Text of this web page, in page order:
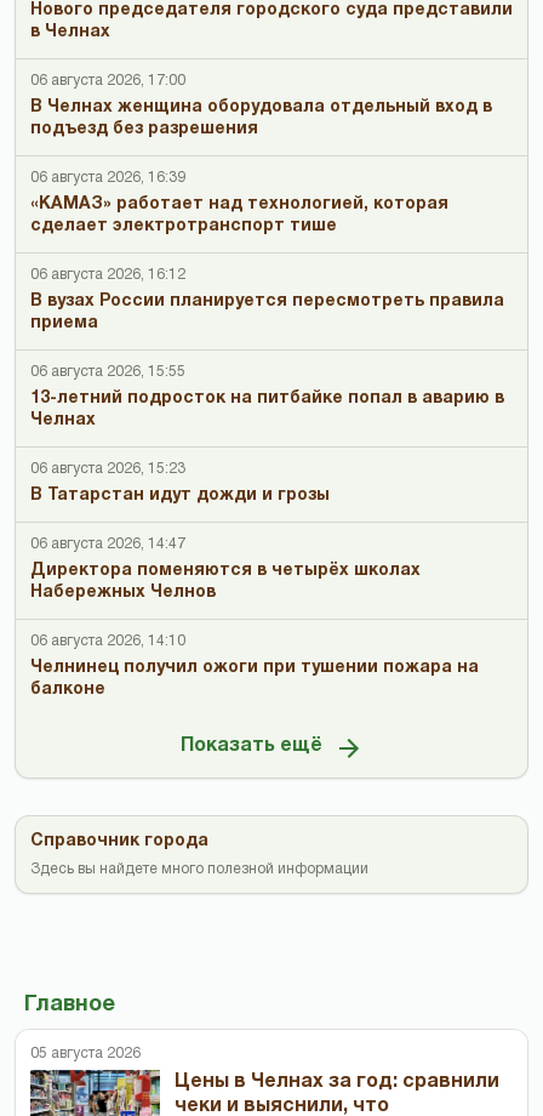
Нового председателя городского суда представили
в Челнах
06 августа 2026, 17:00
В Челнах женщина оборудовала отдельный вход в
подъезд без разрешения
06 августа 2026, 16:39
«КАМАЗ» работает над технологией, которая
сделает электротранспорт тише
06 августа 2026, 16:12
В вузах России планируется пересмотреть правила
приема
06 августа 2026, 15:55
13-летний подросток на питбайке попал в аварию в
Челнах
06 августа 2026, 15:23
В Татарстан идут дожди и грозы
06 августа 2026, 14:47
Директора поменяются в четырёх школах
Набережных Челнов
06 августа 2026, 14:10
Челнинец получил ожоги при тушении пожара на
балконе
Показать ещё
Справочник города
Здесь вы найдете много полезной информации
Главное
05 августа 2026
Цены в Челнах за год: сравнили
чеки и выяснили, что